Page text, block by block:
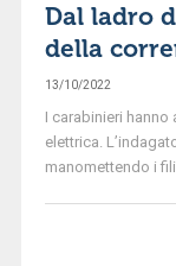
Dal ladro
della
13/10/2022
I carabinieri hanno
elettrica.
manomettendo i fili